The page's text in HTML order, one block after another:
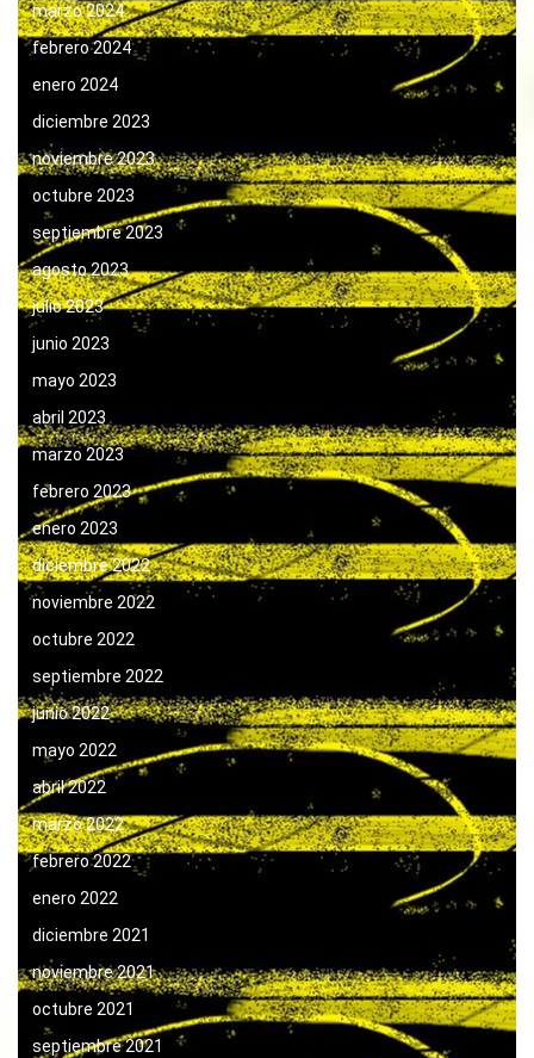
marzo 2024
febrero 2024
enero 2024
diciembre 2023
noviembre 2023
octubre 2023
septiembre 2023
agosto 2023
julio 2023
junio 2023
mayo 2023
abril 2023
marzo 2023
febrero 2023
enero 2023
diciembre 2022
noviembre 2022
octubre 2022
septiembre 2022
junio 2022
mayo 2022
abril 2022
marzo 2022
febrero 2022
enero 2022
diciembre 2021
noviembre 2021
octubre 2021
septiembre 2021